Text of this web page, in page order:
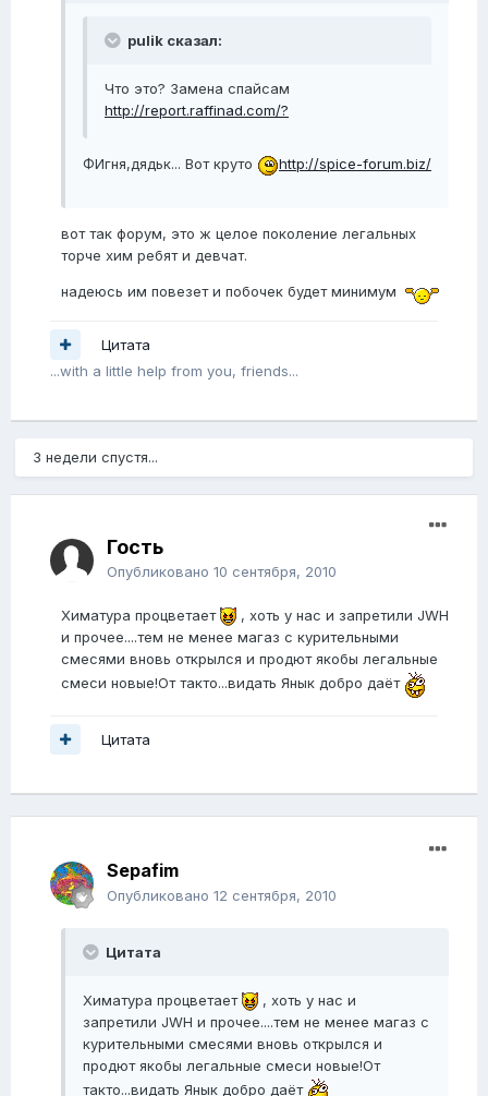
pulik сказал:
Что это? Замена спайсам
http://report.raffinad.com/?
ФИгня,дядьк... Вот круто http://spice-forum.biz/
вот так форум, это ж целое поколение легальных
торче хим ребят и девчат.
надеюсь им повезет и побочек будет минимум
Цитата
...with a little help from you, friends...
3 недели спустя...
Гость
Опубликовано 10 сентября, 2010
Химатура процветает
, хоть у нас и запретили JWH
и прочее....тем не менее магаз с курительными
смесями вновь открылся и продют якобы легальные
смеси новые!От такто...видать Янык добро даёт
Цитата
Sepafim
Опубликовано 12 сентября, 2010
Цитата
Химатура процветает
, хоть у нас и
запретили JWH и прочее....тем не менее магаз с
курительными смесями вновь открылся и
продют якобы легальные смеси новые!От
такто...видать Янык добро даёт